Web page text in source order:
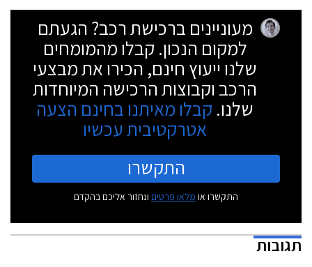
מעוניינים ברכישת רכב? הגעתם
למקום הנכון. קבלו מהמומחים
שלנו ייעוץ חינם, הכירו את מבצעי
הרכב וקבוצות הרכישה המיוחדות
שלנו. קבלו מאיתנו בחינם הצעה
אטרקטיבית עכשיו
התקשרו
התקשרו או מלאו פרטים ונחזור אליכם בהקדם
תגובות